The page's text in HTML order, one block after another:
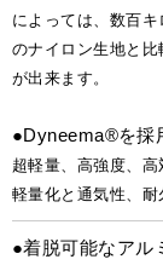
によっては、数百
のナイロン生地と
が出来ます。
●Dyneema®を採
超軽量、高強度、
軽量化と通気性、耐
●着脱可能なアル